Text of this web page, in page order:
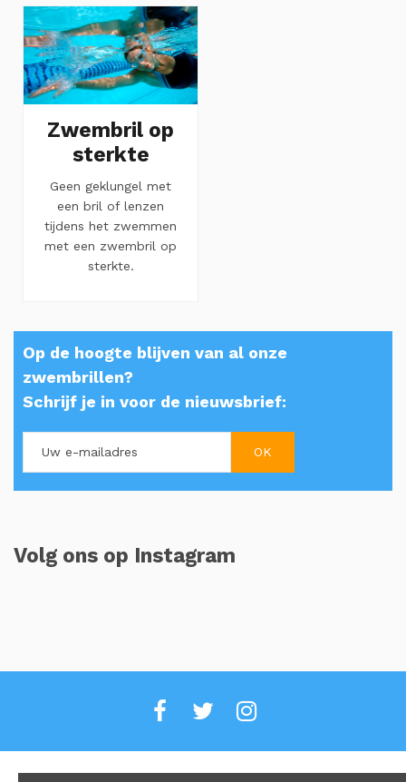
Zwembril op
sterkte
Geen geklungel met
een bril of lenzen
tijdens het zwemmen
met een zwembril op
sterkte.
Op de hoogte blijven van al onze
zwembrillen?
Schrijf je in voor de nieuwsbrief:
Volg ons op Instagram